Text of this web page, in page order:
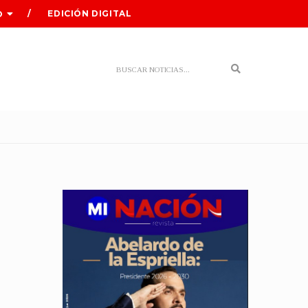
EDICIÓN DIGITAL
Search